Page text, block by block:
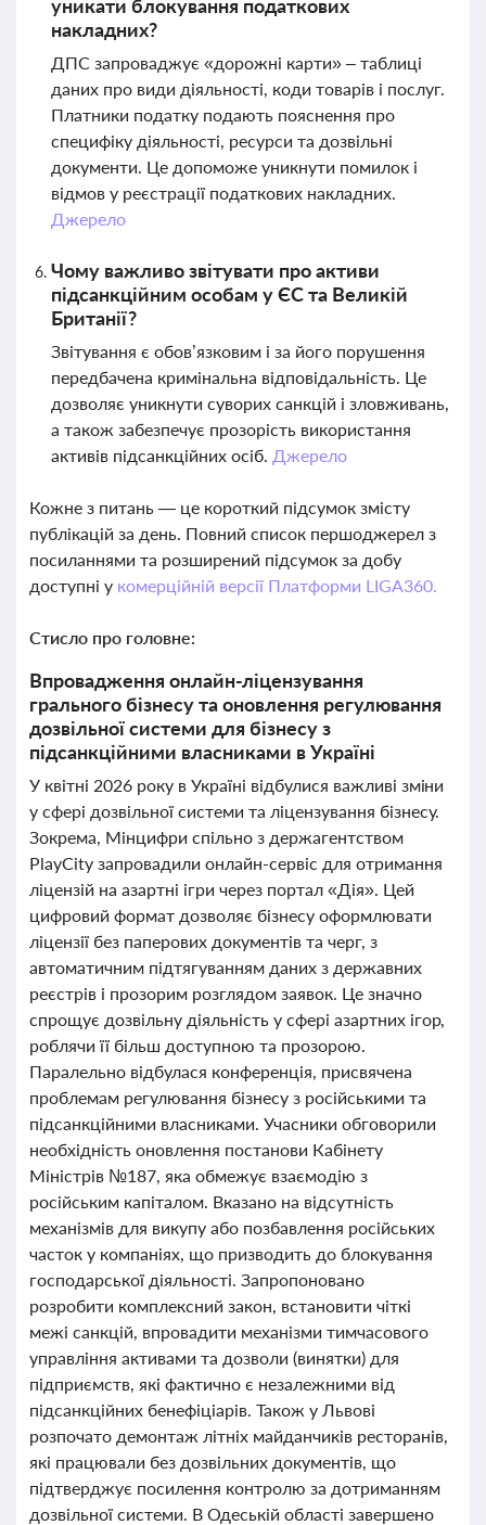
уникати блокування податкових
накладних?
ДПС запроваджує «дорожні карти» – таблиці
даних про види діяльності, коди товарів і послуг.
Платники податку подають пояснення про
специфіку діяльності, ресурси та дозвільні
документи. Це допоможе уникнути помилок і
відмов у реєстрації податкових накладних.
Джерело
Чому важливо звітувати про активи
підсанкційним особам у ЄС та Великій
Британії?
Звітування є обов’язковим і за його порушення
передбачена кримінальна відповідальність. Це
дозволяє уникнути суворих санкцій і зловживань,
а також забезпечує прозорість використання
активів підсанкційних осіб. Джерело
Кожне з питань — це короткий підсумок змісту
публікацій за день. Повний список першоджерел з
посиланнями та розширений підсумок за добу
доступні у комерційній версії Платформи LIGA360.
Стисло про головне:
Впровадження онлайн-ліцензування
грального бізнесу та оновлення регулювання
дозвільної системи для бізнесу з
підсанкційними власниками в Україні
У квітні 2026 року в Україні відбулися важливі зміни
у сфері дозвільної системи та ліцензування бізнесу.
Зокрема, Мінцифри спільно з держагентством
PlayCity запровадили онлайн-сервіс для отримання
ліцензій на азартні ігри через портал «Дія». Цей
цифровий формат дозволяє бізнесу оформлювати
ліцензії без паперових документів та черг, з
автоматичним підтягуванням даних з державних
реєстрів і прозорим розглядом заявок. Це значно
спрощує дозвільну діяльність у сфері азартних ігор,
роблячи її більш доступною та прозорою.
Паралельно відбулася конференція, присвячена
проблемам регулювання бізнесу з російськими та
підсанкційними власниками. Учасники обговорили
необхідність оновлення постанови Кабінету
Міністрів №187, яка обмежує взаємодію з
російським капіталом. Вказано на відсутність
механізмів для викупу або позбавлення російських
часток у компаніях, що призводить до блокування
господарської діяльності. Запропоновано
розробити комплексний закон, встановити чіткі
межі санкцій, впровадити механізми тимчасового
управління активами та дозволи (винятки) для
підприємств, які фактично є незалежними від
підсанкційних бенефіціарів. Також у Львові
розпочато демонтаж літніх майданчиків ресторанів,
які працювали без дозвільних документів, що
підтверджує посилення контролю за дотриманням
дозвільної системи. В Одеській області завершено